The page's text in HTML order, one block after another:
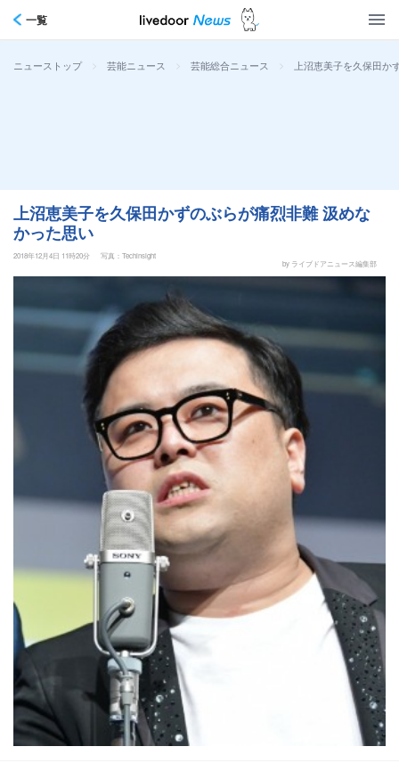
一覧
ニューストップ > 芸能ニュース > 芸能総合ニュース > 上沼恵美子を久保田か
上沼恵美子を久保田かずのぶらが痛烈非難 汲めな
かった思い
2018年12月4日 11時20分
写真：Techinsight
by ライブドアニュース編集部